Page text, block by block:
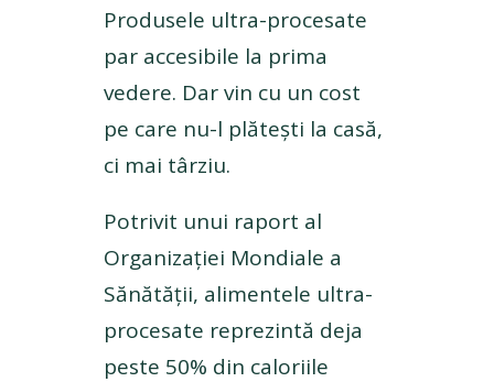
Produsele ultra-procesate
par accesibile la prima
vedere. Dar vin cu un cost
pe care nu-l plătești la casă,
ci mai târziu.
Potrivit unui raport al
Organizației Mondiale a
Sănătății, alimentele ultra-
procesate reprezintă deja
peste 50% din caloriile